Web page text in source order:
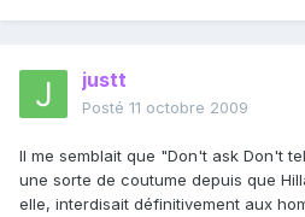
justt
Posté 11 octobre 2009
Il me semblait que "Don't ask Don't
une sorte de coutume depuis que
elle, interdisait définitivement aux